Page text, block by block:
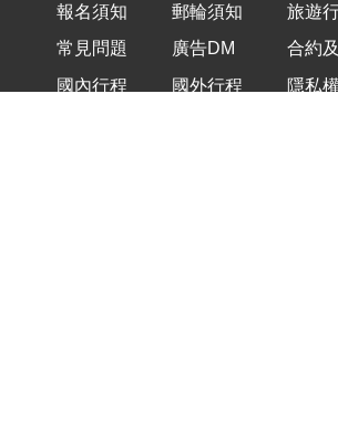
報名須知
郵輪須知
常見問題
廣告DM
國內行程
國外行程
旅遊
合約
隱私